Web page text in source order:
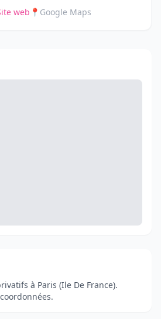
web 📍 Google Maps
à Paris (Ile De France).